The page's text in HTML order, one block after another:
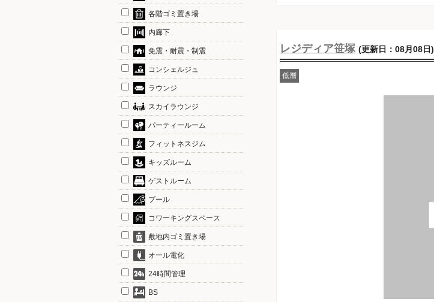
レジディア笹塚 (更新日：08月08日)
低層
各階ゴミ置き場
内廊下
免震・耐震・制震
コンシェルジュ
ラウンジ
スカイラウンジ
パーティールーム
フィットネスジム
キッズルーム
ゲストルーム
プール
コワーキングスペース
敷地内ゴミ置き場
オール電化
24時間管理
BS